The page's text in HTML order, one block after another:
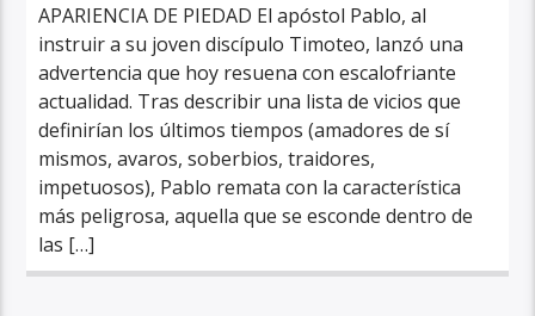
APARIENCIA DE PIEDAD El apóstol Pablo, al
instruir a su joven discípulo Timoteo, lanzó una
advertencia que hoy resuena con escalofriante
actualidad. Tras describir una lista de vicios que
definirían los últimos tiempos (amadores de sí
mismos, avaros, soberbios, traidores,
impetuosos), Pablo remata con la característica
más peligrosa, aquella que se esconde dentro de
las […]